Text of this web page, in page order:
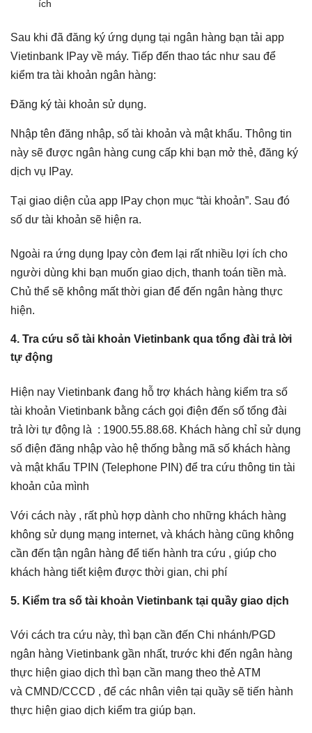
ích
Sau khi đã đăng ký ứng dụng tại ngân hàng bạn tải app
Vietinbank IPay về máy. Tiếp đến thao tác như sau để
kiểm tra tài khoản ngân hàng:
Đăng ký tài khoản sử dụng.
Nhập tên đăng nhập, số tài khoản và mật khẩu. Thông tin
này sẽ được ngân hàng cung cấp khi bạn mở thẻ, đăng ký
dịch vụ IPay.
Tại giao diện của app IPay chọn mục “tài khoản”. Sau đó
số dư tài khoản sẽ hiện ra.
Ngoài ra ứng dụng Ipay còn đem lại rất nhiều lợi ích cho
người dùng khi bạn muốn giao dịch, thanh toán tiền mà.
Chủ thể sẽ không mất thời gian để đến ngân hàng thực
hiện.
4. Tra cứu số tài khoản Vietinbank qua tổng đài trả lời
tự động
Hiện nay Vietinbank đang hỗ trợ khách hàng kiểm tra số
tài khoản Vietinbank bằng cách gọi điện đến số tổng đài
trả lời tự động là : 1900.55.88.68. Khách hàng chỉ sử dụng
số điện đăng nhập vào hệ thống bằng mã số khách hàng
và mật khẩu TPIN (Telephone PIN) để tra cứu thông tin tài
khoản của mình
Với cách này , rất phù hợp dành cho những khách hàng
không sử dụng mạng internet, và khách hàng cũng không
cần đến tận ngân hàng để tiến hành tra cứu , giúp cho
khách hàng tiết kiệm được thời gian, chi phí
5. Kiểm tra số tài khoản Vietinbank tại quầy giao dịch
Với cách tra cứu này, thì bạn cần đến Chi nhánh/PGD
ngân hàng Vietinbank gần nhất, trước khi đến ngân hàng
thực hiện giao dịch thì bạn cần mang theo thẻ ATM
và CMND/CCCD , để các nhân viên tại quầy sẽ tiến hành
thực hiện giao dịch kiểm tra giúp bạn.